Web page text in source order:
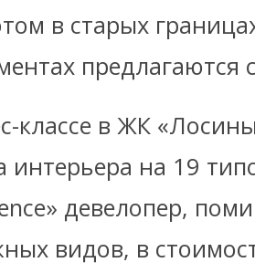
в старых
классе в ЖК
интерьера на 19
девелопер,
видов, в